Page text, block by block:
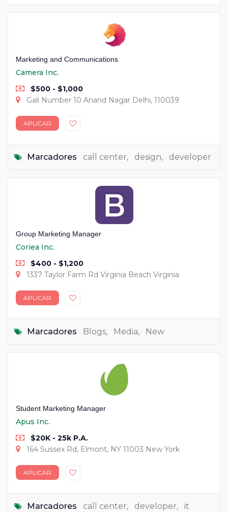
Marketing and Communications
Camera Inc.
$500 - $1,000
Gali Number 10 Anand Nagar Delhi, 110039
APLICAR
Marcadores call center, design, developer
Group Marketing Manager
Coriea Inc.
$400 - $1,200
1337 Taylor Farm Rd Virginia Beach Virginia
APLICAR
Marcadores Blogs, Media, New
Student Marketing Manager
Apus Inc.
$20K - 25k P.A.
164 Sussex Rd, Elmont, NY 11003 New York
APLICAR
Marcadores call center, developer,
it